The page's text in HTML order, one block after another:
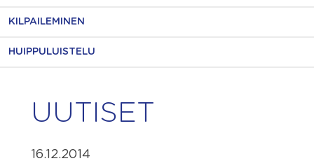
KILPAILEMINEN
HUIPPULUISTELU
UUTISET
16.12.2014